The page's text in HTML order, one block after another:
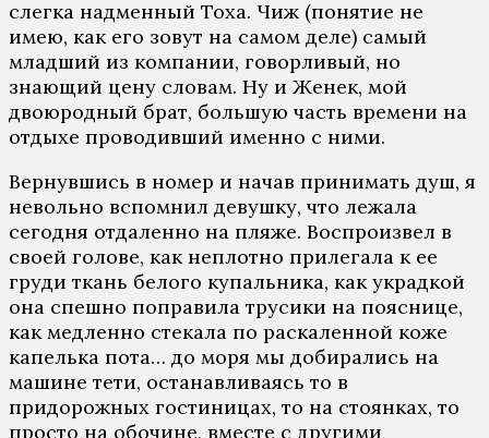
слегка надменный Тоха. Чиж (понятие не
имею, как его зовут на самом деле) самый
младший из компании, говорливый, но
знающий цену словам. Ну и Женек, мой
двоюродный брат, большую часть времени на
отдыхе проводивший именно с ними.
Вернувшись в номер и начав принимать душ, я
невольно вспомнил девушку, что лежала
сегодня отдаленно на пляже. Воспроизвел в
своей голове, как неплотно прилегала к ее
груди ткань белого купальника, как украдкой
она спешно поправила трусики на пояснице,
как медленно стекала по раскаленной коже
капелька пота… до моря мы добирались на
машине тети, останавливаясь то в
придорожных гостиницах, то на стоянках, то
просто на обочине, вместе с другими